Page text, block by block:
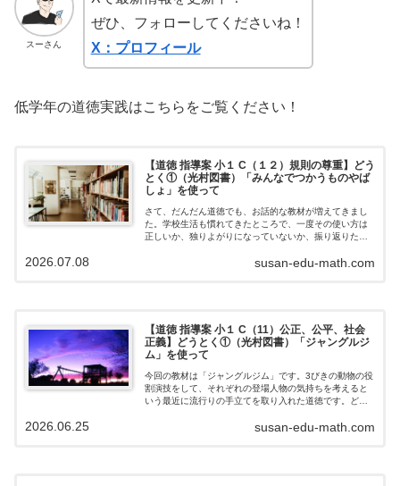
スーさん
ぜひ、フォローしてくださいね！
X：プロフィール
低学年の道徳実践はこちらをご覧ください！
【道徳 指導案 小１ C（１２）規則の尊重】どう
とく①（光村図書）「みんなでつかうものやば
しょ」を使って
さて、だんだん道徳でも、お話的な教材が増えてきまし
た。学校生活も慣れてきたところで、一度その使い方は
正しいか、独りよがりになっていないか、振り返りたい
を使って、考えてみましょう。主題名みんな…
susan-edu-math.com
2026.07.08
【道徳 指導案 小１ C（11）公正、公平、社会
正義】どうとく①（光村図書）「ジャングルジ
ム」を使って
今回の教材は「ジャングルジム」です。3びきの動物の役
割演技をして、それぞれの登場人物の気持ちを考えると
いう最近に流行りの手立てを取り入れた道徳です。どん
も C（11）公正、公平、社会正義ねらい…
susan-edu-math.com
2026.06.25